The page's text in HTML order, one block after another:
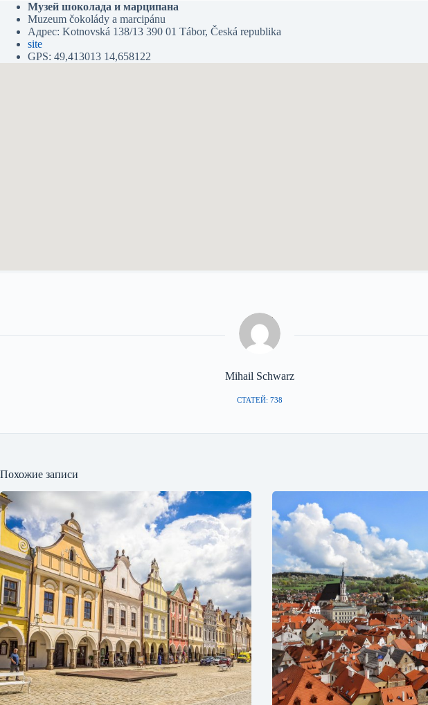
Музей шоколада и марципана
Muzeum čokolády a marcipánu
Адрес: Kotnovská 138/13 390 01 Tábor, Česká republika
site
GPS: 49,413013 14,658122
Mihail Schwarz
СТАТЕЙ: 738
Похожие записи